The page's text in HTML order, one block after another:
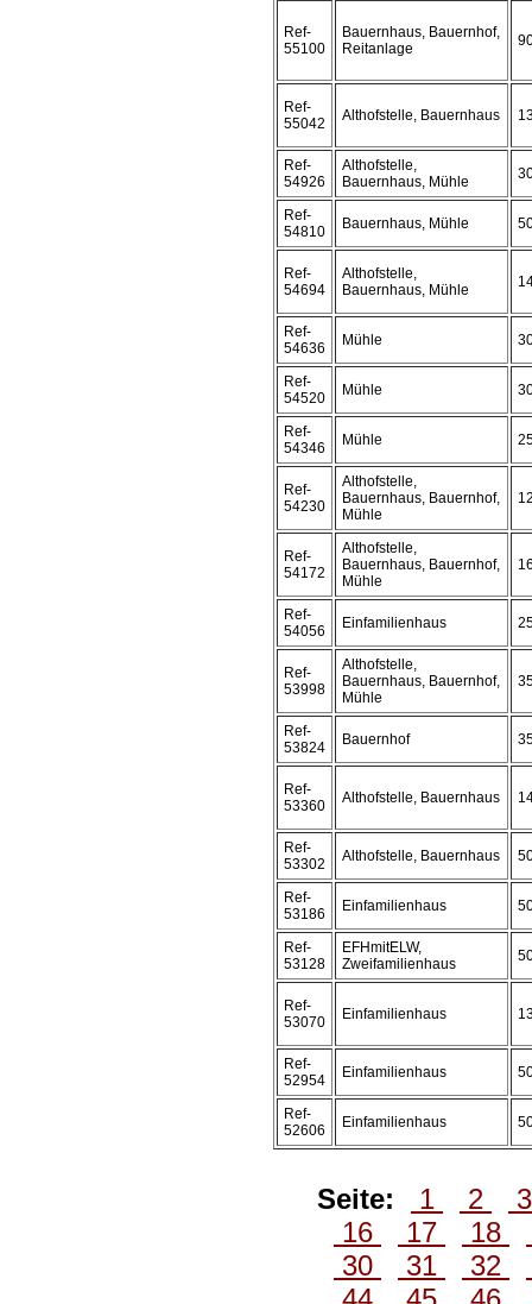
Ref-
55100
Bauernhaus, Bauernhof,
Reitanlage
Ref-
55042
Althofstelle, Bauernhaus
Ref-
54926
Althofstelle,
Bauernhaus, Mühle
Ref-
54810
Bauernhaus, Mühle
Ref-
54694
Althofstelle,
Bauernhaus, Mühle
Ref-
54636
Mühle
Ref-
54520
Mühle
Ref-
54346
Mühle
Ref-
54230
Althofstelle,
Bauernhaus, Bauernhof,
Mühle
Ref-
54172
Althofstelle,
Bauernhaus, Bauernhof,
Mühle
Ref-
54056
Einfamilienhaus
Ref-
53998
Althofstelle,
Bauernhaus, Bauernhof,
Mühle
Ref-
53824
Bauernhof
Ref-
53360
Althofstelle, Bauernhaus
Ref-
53302
Althofstelle, Bauernhaus
Ref-
53186
Einfamilienhaus
Ref-
53128
EFHmitELW,
Zweifamilienhaus
Ref-
53070
Einfamilienhaus
Ref-
52954
Einfamilienhaus
Ref-
52606
Einfamilienhaus
Seite: 1 2
16
17 18
30
31 32